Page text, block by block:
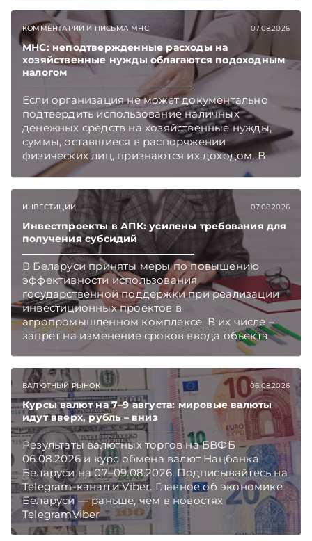
который приходится изучать ежегодно.
Очередные меры по оптимизации
нормотворчества предусмотрены в
постановлении Совмина. Подписывайтесь на
Telegram‑канал и Viber. Главное об экономике
Беларуси — раньше, чем в новостях
TelegramViber
КОММЕНТАРИИ И ПИСЬМА МНС 07.08.2026
МНС: неподтвержденные расходы на
хозяйственные нужды облагаются подоходным
налогом
Если организация не может документально
подтвердить использование наличных
денежных средств на хозяйственные нужды,
суммы, оставшиеся в распоряжении
физических лиц, признаются их доходом. В
этом случае организация как налоговый агент
бюджет подоходный налог, напоминает МНС.
ИНВЕСТИЦИИ 07.08.2026
Инвестпроекты в АПК: усилены требования для
получения субсидий
В Беларуси приняты меры по повышению
эффективности использования
государственной поддержки при реализации
инвестиционных проектов в
агропромышленном комплексе. В их числе –
запрет на изменение сроков ввода объекта
инвестиций в эксплуатацию и его выхода на
Telegram‑канал и Viber. Главное об экономике
Беларуси — раньше, чем в новостях
TelegramViber
ВАЛЮТНЫЙ РЫНОК 06.08.2026
Курсы валют на 7–9 августа: мировые валюты
идут вверх, рубль – вниз
Результаты валютных торгов на БВФБ
06.08.2026 и курс обмена валют Нацбанка
Беларуси на 07–09.08.2026. Подписывайтесь на
Telegram‑канал и Viber. Главное об экономике
Беларуси — раньше, чем в новостях
TelegramViber